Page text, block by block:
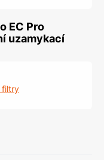
EC Pro
uzamykací
filtry